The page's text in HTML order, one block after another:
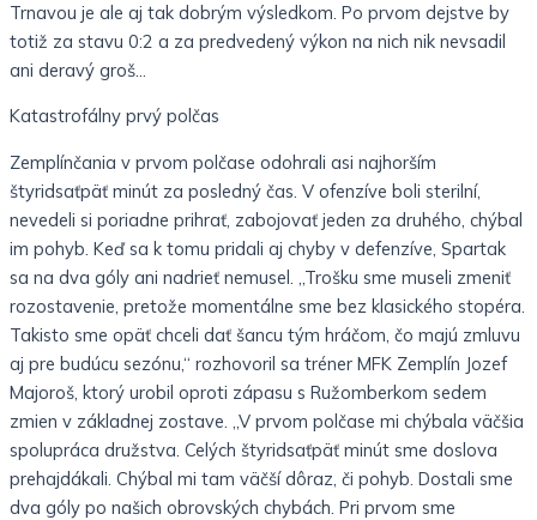
Trnavou je ale aj tak dobrým výsledkom. Po prvom dejstve by
totiž za stavu 0:2 a za predvedený výkon na nich nik nevsadil
ani deravý groš…
Katastrofálny prvý polčas
Zemplínčania v prvom polčase odohrali asi najhorším
štyridsaťpäť minút za posledný čas. V ofenzíve boli sterilní,
nevedeli si poriadne prihrať, zabojovať jeden za druhého, chýbal
im pohyb. Keď sa k tomu pridali aj chyby v defenzíve, Spartak
sa na dva góly ani nadrieť nemusel. „Trošku sme museli zmeniť
rozostavenie, pretože momentálne sme bez klasického stopéra.
Takisto sme opäť chceli dať šancu tým hráčom, čo majú zmluvu
aj pre budúcu sezónu,“ rozhovoril sa tréner MFK Zemplín Jozef
Majoroš, ktorý urobil oproti zápasu s Ružomberkom sedem
zmien v základnej zostave. „V prvom polčase mi chýbala väčšia
spolupráca družstva. Celých štyridsaťpäť minút sme doslova
prehajdákali. Chýbal mi tam väčší dôraz, či pohyb. Dostali sme
dva góly po našich obrovských chybách. Pri prvom sme